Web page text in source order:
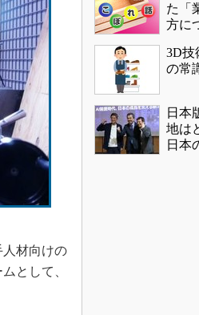
材向けの
として、
た「
方に
3D技
の常
日本
地は
日本